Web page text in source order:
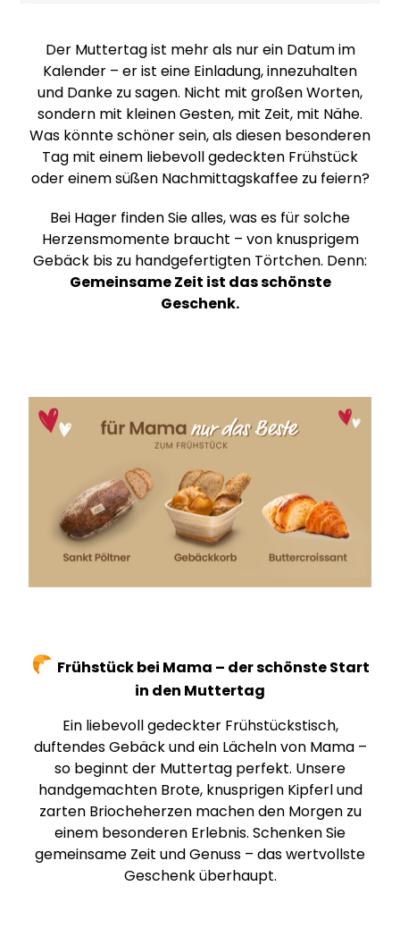
Der Muttertag ist mehr als nur ein Datum im
Kalender – er ist eine Einladung, innezuhalten
und Danke zu sagen. Nicht mit großen Worten,
sondern mit kleinen Gesten, mit Zeit, mit Nähe.
Was könnte schöner sein, als diesen besonderen
Tag mit einem liebevoll gedeckten Frühstück
oder einem süßen Nachmittagskaffee zu feiern?
Bei Hager finden Sie alles, was es für solche
Herzensmomente braucht – von knusprigem
Gebäck bis zu handgefertigten Törtchen. Denn:
Gemeinsame Zeit ist das schönste
Geschenk.
Frühstück bei Mama – der schönste Start
in den Muttertag
Ein liebevoll gedeckter Frühstückstisch,
duftendes Gebäck und ein Lächeln von Mama –
so beginnt der Muttertag perfekt. Unsere
handgemachten Brote, knusprigen Kipferl und
zarten Briocheherzen machen den Morgen zu
einem besonderen Erlebnis. Schenken Sie
gemeinsame Zeit und Genuss – das wertvollste
Geschenk überhaupt.